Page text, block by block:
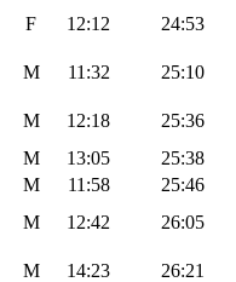
F 12:12 24:53
M 11:32 25:10
M 12:18
25:36
M 13:05
25:38
M 11:58
25:46
M 12:42 26:05
M 14:23 26:21